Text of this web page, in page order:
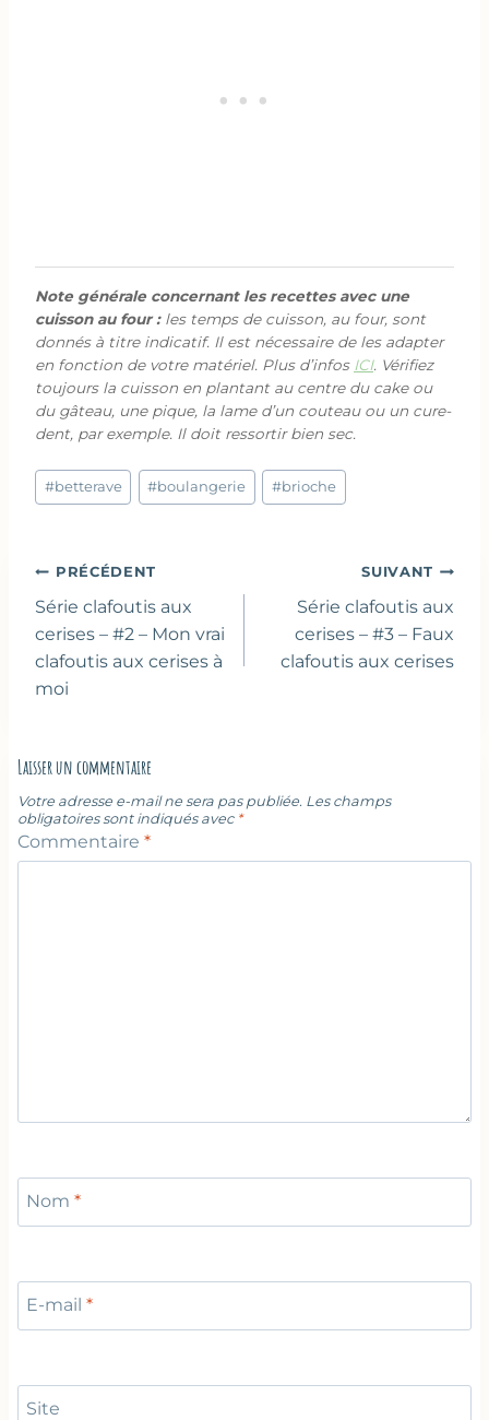
Note générale concernant les recettes avec une
cuisson au four :les temps de cuisson, au four, sont
donnés à titre indicatif. Il est nécessaire de les adapter
en fonction de votre matériel. Plus d’infos ICI. Vérifiez
toujours la cuisson en plantant au centre du cake ou
du gâteau, une pique, la lame d’un couteau ou un cure-
dent, par exemple. Il doit ressortir bien sec.
Étiquettes
de
#betterave #boulangerie #brioche
Navigation
de
l’article
PRÉCÉDENT
Série clafoutis aux
cerises – #2 – Mon vrai
clafoutis aux cerises à
moi
SUIVANT
Série clafoutis aux
cerises – #3 – Faux
clafoutis aux cerises
Laisser un commentaire
Votre adresse e-mail ne sera pas publiée. Les champs
obligatoires sont indiqués avec *
Commentaire *
Nom *
E-mail *
Site